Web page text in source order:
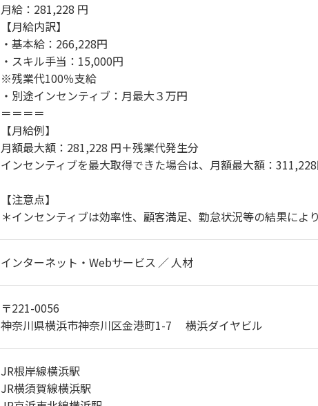
月給：281,228 円
【月給内訳】
・基本給：266,228円
・スキル手当：15,000円
※残業代100％支給
・別途インセンティブ：月最大３万円
＝＝＝＝
【月給例】
月額最大額：281,228 円＋残業代発生分
インセンティブを最大取得できた場合は、月額最大額：311,228
【注意点】
＊インセンティブは効率性、顧客満足、勤怠状況等の結果によ
インターネット・Webサービス 人材
〒221-0056
神奈川県横浜市神奈川区金港町1-7 横浜ダイヤビル
JR根岸線横浜駅
JR横須賀線横浜駅